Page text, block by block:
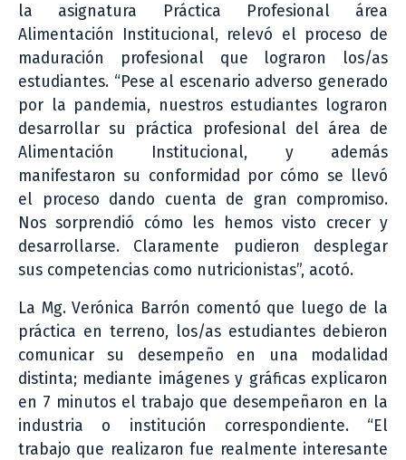
la asignatura Práctica Profesional área
Alimentación Institucional, relevó el proceso de
maduración profesional que lograron los/as
estudiantes. “Pese al escenario adverso generado
por la pandemia, nuestros estudiantes lograron
desarrollar su práctica profesional del área de
Alimentación Institucional, y además
manifestaron su conformidad por cómo se llevó
el proceso dando cuenta de gran compromiso.
Nos sorprendió cómo les hemos visto crecer y
desarrollarse. Claramente pudieron desplegar
sus competencias como nutricionistas”, acotó.
La Mg. Verónica Barrón comentó que luego de la
práctica en terreno, los/as estudiantes debieron
comunicar su desempeño en una modalidad
distinta; mediante imágenes y gráficas explicaron
en 7 minutos el trabajo que desempeñaron en la
industria o institución correspondiente. “El
trabajo que realizaron fue realmente interesante